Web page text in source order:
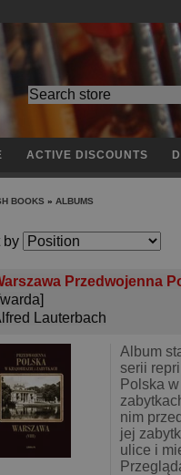
ACTIVE DISCOUNTS
BOOKS » ALBUMS
by
Przedwojenna
Lauterbach
Album
serii
Polska
nim
jej
ulice i